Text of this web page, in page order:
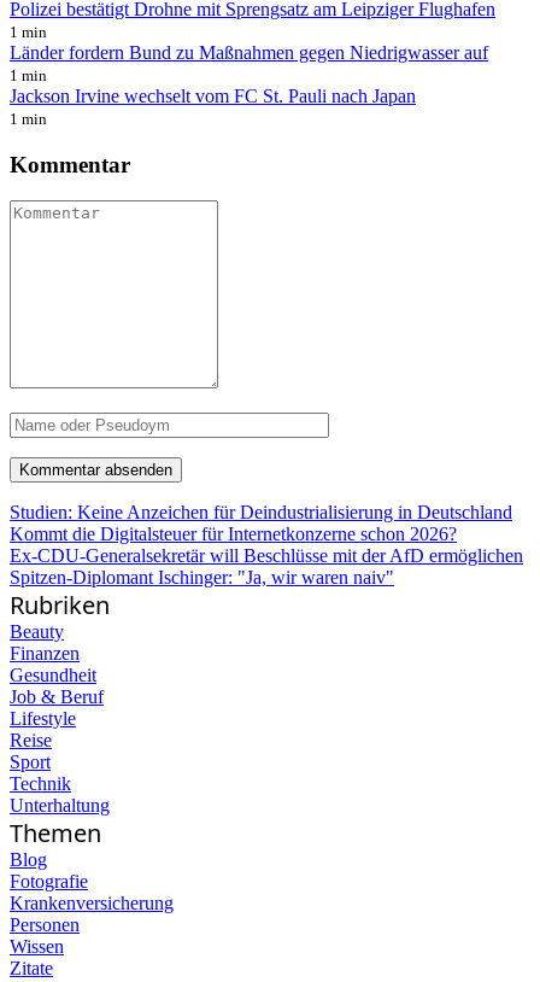
Polizei bestätigt Drohne mit Sprengsatz am Leipziger Flughafen
1 min
Länder fordern Bund zu Maßnahmen gegen Niedrigwasser auf
1 min
Jackson Irvine wechselt vom FC St. Pauli nach Japan
1 min
Kommentar
Studien: Keine Anzeichen für Deindustrialisierung in Deutschland
Kommt die Digitalsteuer für Internetkonzerne schon 2026?
Ex-CDU-Generalsekretär will Beschlüsse mit der AfD ermöglichen
Spitzen-Diplomant Ischinger: "Ja, wir waren naiv"
Rubriken
Beauty
Finanzen
Gesundheit
Job & Beruf
Lifestyle
Reise
Sport
Technik
Unterhaltung
Themen
Blog
Fotografie
Krankenversicherung
Personen
Wissen
Zitate